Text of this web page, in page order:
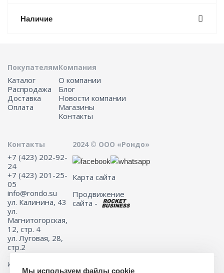
Наличие
Покупателям
Каталог
Распродажа
Доставка
Оплата
Компания
О компании
Блог
Новости компании
Магазины
Контакты
Контакты
+7 (423) 202-92-
24
+7 (423) 201-25-
05
info@rondo.su
ул. Калинина, 43
ул.
Магнитогорская,
12, стр. 4
ул. Луговая, 28,
стр.2
2024 © ООО «Рондо»
Карта сайта
Продвижение
сайта -
Информация на сайте не является публичной офертой.
Мы используем файлы cookie